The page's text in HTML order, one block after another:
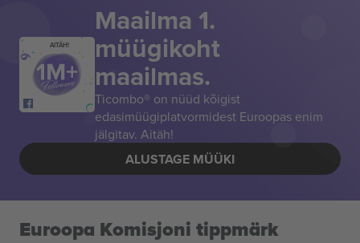
AITÄH!
Maailma 1.
müügikoht
maailmas.
Ticombo® on nüüd kõigist
edasimüügiplatvormidest Euroopas enim
jälgitav. Aitäh!
ALUSTAGE MÜÜKI
Euroopa Komisjoni tippmärk